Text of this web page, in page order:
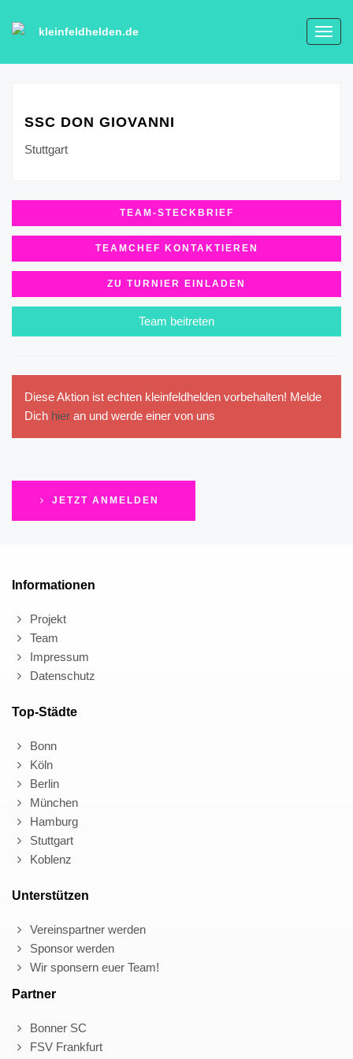
kleinfeldhelden.de
SSC DON GIOVANNI
Stuttgart
TEAM-STECKBRIEF
TEAMCHEF KONTAKTIEREN
ZU TURNIER EINLADEN
Team beitreten
Diese Aktion ist echten kleinfeldhelden vorbehalten! Melde
Dich hier an und werde einer von uns
JETZT ANMELDEN
Informationen
Projekt
Team
Impressum
Datenschutz
Top-Städte
Bonn
Köln
Berlin
München
Hamburg
Stuttgart
Koblenz
Unterstützen
Vereinspartner werden
Sponsor werden
Wir sponsern euer Team!
Partner
Bonner SC
FSV Frankfurt